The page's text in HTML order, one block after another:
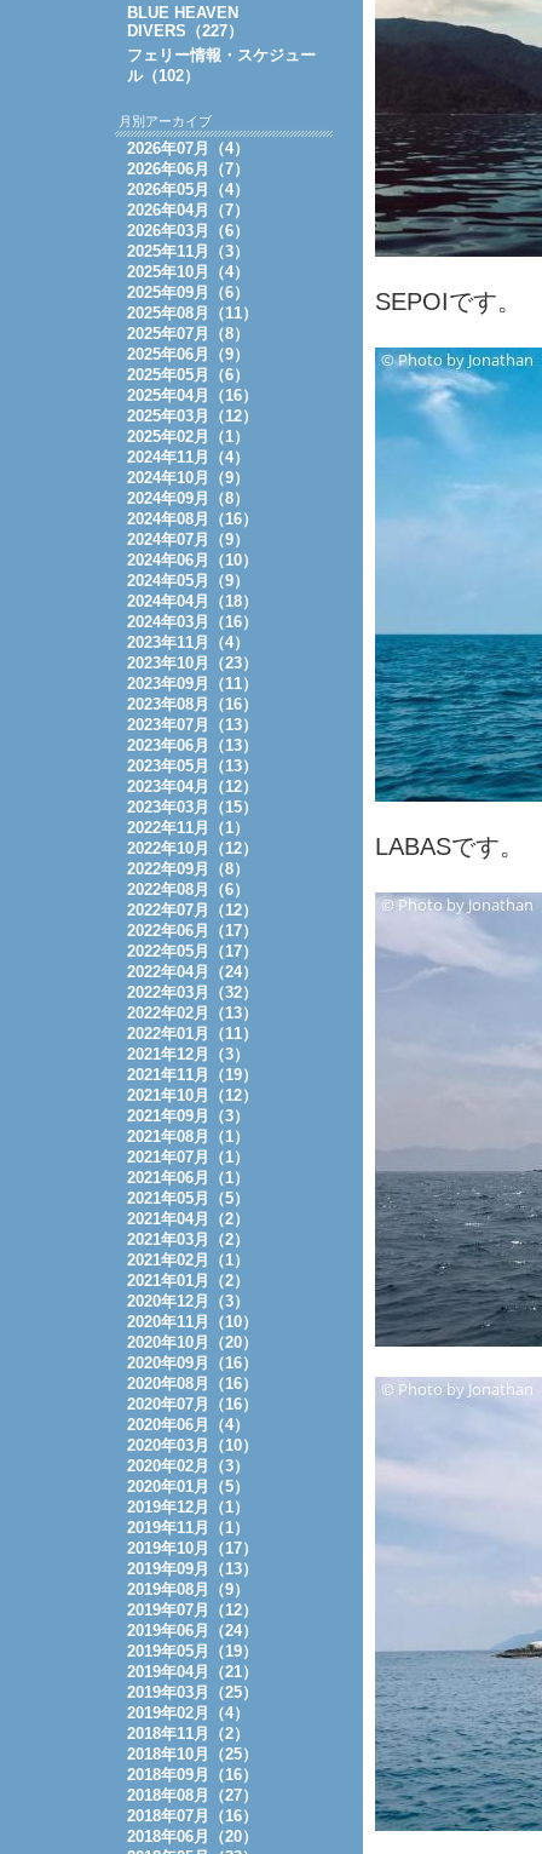
SEPOIです。
LABASです。
BLUE HEAVEN
DIVERS（227）
フェリー情報・スケジュー
ル（102）
月別アーカイブ
2026年07月（4）
2026年06月（7）
2026年05月（4）
2026年04月（7）
2026年03月（6）
2025年11月（3）
2025年10月（4）
2025年09月（6）
2025年08月（11）
2025年07月（8）
2025年06月（9）
2025年05月（6）
2025年04月（16）
2025年03月（12）
2025年02月（1）
2024年11月（4）
2024年10月（9）
2024年09月（8）
2024年08月（16）
2024年07月（9）
2024年06月（10）
2024年05月（9）
2024年04月（18）
2024年03月（16）
2023年11月（4）
2023年10月（23）
2023年09月（11）
2023年08月（16）
2023年07月（13）
2023年06月（13）
2023年05月（13）
2023年04月（12）
2023年03月（15）
2022年11月（1）
2022年10月（12）
2022年09月（8）
2022年08月（6）
2022年07月（12）
2022年06月（17）
2022年05月（17）
2022年04月（24）
2022年03月（32）
2022年02月（13）
2022年01月（11）
2021年12月（3）
2021年11月（19）
2021年10月（12）
2021年09月（3）
2021年08月（1）
2021年07月（1）
2021年06月（1）
2021年05月（5）
2021年04月（2）
2021年03月（2）
2021年02月（1）
2021年01月（2）
2020年12月（3）
2020年11月（10）
2020年10月（20）
2020年09月（16）
2020年08月（16）
2020年07月（16）
2020年06月（4）
2020年03月（10）
2020年02月（3）
2020年01月（5）
2019年12月（1）
2019年11月（1）
2019年10月（17）
2019年09月（13）
2019年08月（9）
2019年07月（12）
2019年06月（24）
2019年05月（19）
2019年04月（21）
2019年03月（25）
2019年02月（4）
2018年11月（2）
2018年10月（25）
2018年09月（16）
2018年08月（27）
2018年07月（16）
2018年06月（20）